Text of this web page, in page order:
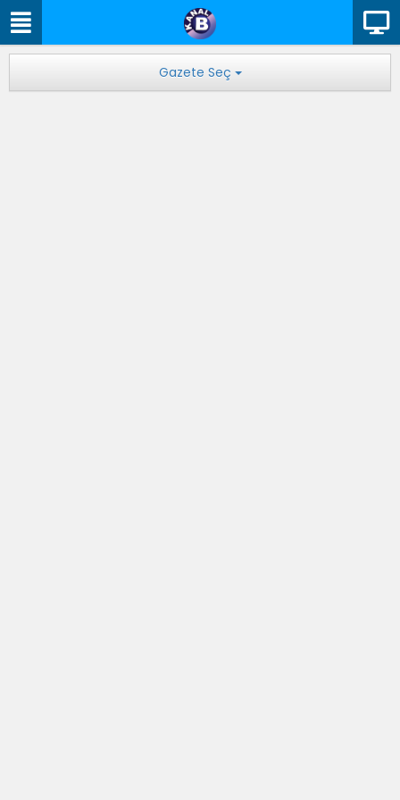
Gazete Seç